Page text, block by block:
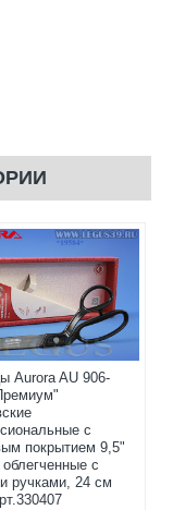
Aurora AU 906-
с
покрытием 9,5"
с
ручками, 24 см